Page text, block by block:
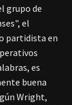
grupo de
el
partidista en
es
buena
Wright,